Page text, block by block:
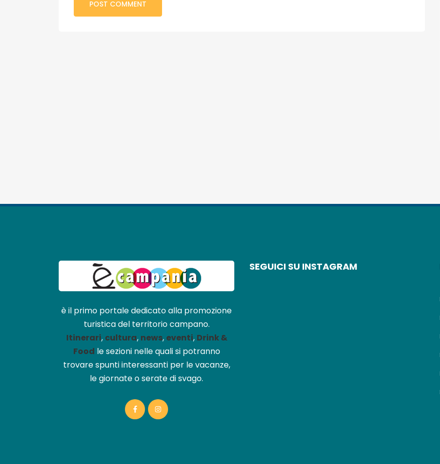
è il primo portale dedicato alla promozione
turistica del territorio campano.
Itinerari, cultura, news, eventi, Drink &
Food le sezioni nelle quali si potranno
trovare spunti interessanti per le vacanze,
le giornate o serate di svago.
SEGUICI SU INSTAGRAM